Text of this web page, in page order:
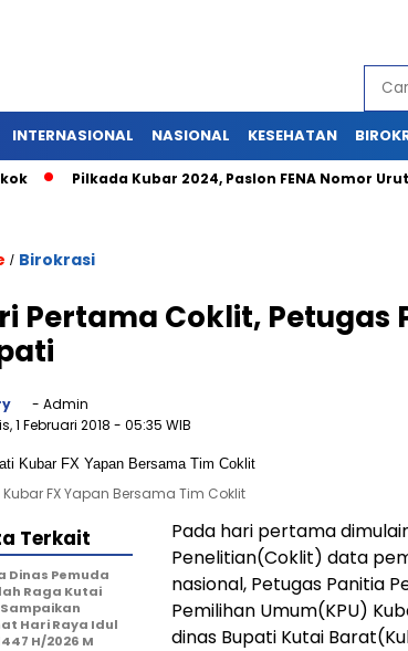
INTERNASIONAL NASIONAL KESEHATAN
Pilkada Kubar 2024, Paslon FENA Nomor Urut 1
/ Birokrasi
Pertama Coklit, Petugas
- Admin
1 Februari 2018 - 05:35 WIB
FX Yapan Bersama Tim Coklit
Pada hari pertama
Penelitian(Coklit) data
nasional, Petugas Panitia
Pemilihan Umum(KPU)
dinas Bupati Kutai
Terkait
Dinas Pemuda
Raga Kutai
Hari Raya Idul
H/2026 M